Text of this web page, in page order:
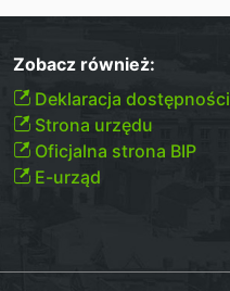
Zobacz również:
Deklaracja dostępności
Strona urzędu
Oficjalna strona BIP
E-urząd